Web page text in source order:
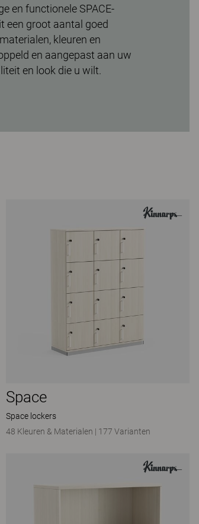
en functionele SPACE-
een groot aantal goed
kleuren en
en aangepast aan uw
en look die u wilt.
Space
Space lockers
48 Kleuren & Materialen | 177 Varianten